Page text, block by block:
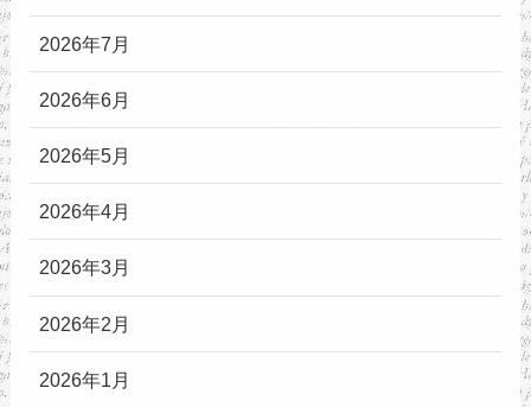
2026年7月
2026年6月
2026年5月
2026年4月
2026年3月
2026年2月
2026年1月